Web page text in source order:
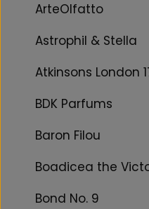
ArteOlfatto
Astrophil & Stella
Atkinsons London
BDK Parfums
Baron Filou
Boadicea the
Bond No. 9